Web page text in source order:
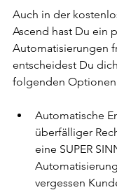
Auch in der
Ascend hast Du ein
Automatisierungen
entscheidest Du
folgenden Optionen
Automatische
überfälliger
eine SUPER
vergessen